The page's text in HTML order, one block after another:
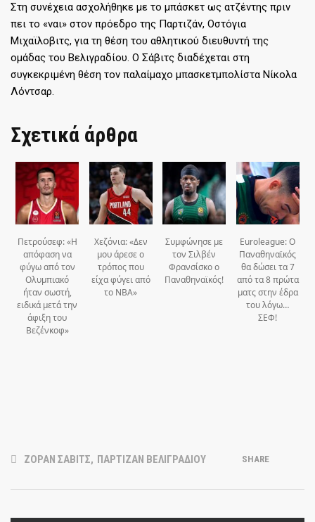
Στη συνέχεια ασχολήθηκε με το μπάσκετ ως ατζέντης πριν
πει το «ναι» στον πρόεδρο της Παρτιζάν, Οστόγια
Μιχαϊλοβιτς, για τη θέση του αθλητικού διευθυντή της
ομάδας του Βελιγραδίου. Ο Σάβιτς διαδέχεται στη
συγκεκριμένη θέση τον παλαίμαχο μπασκετμπολίστα Νίκολα
Λόντσαρ.
Σχετικά άρθρα
Πετρούσεφ: «Η
απόφαση να
φύγω από τον
Ολυμπιακό
ήταν σωστή,
ειδικά μετά την
άφιξη του
Βεζένκοφ»
Χεζόνια: «Δεν
μου άρεσε ο
τρόπος που
είχα φύγει από
το ΝΒΑ»
Συμφώνησε με
τον Σιλβέν
Φρανσίσκο ο
Παναθηναϊκός!
Euroleague: Ο
Παναθηναϊκός
θα δώσει τα 7
από τα 8 πρώτα
ματς στην έδρα
του λόγω…
ΣΕΦ!
ΖΟΡΑΝ ΣΑΒΙΤΣ, ΠΑΡΤΙΖΑΝ ΒΕΛΙΓΡΑΔΙΟΥ SHARE